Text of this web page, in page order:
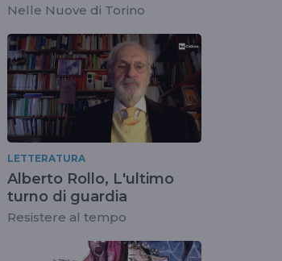
Nelle Nuove di Torino
LETTERATURA
Alberto Rollo, L'ultimo
turno di guardia
Resistere al tempo